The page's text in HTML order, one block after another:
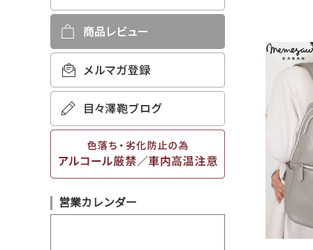
営業カレンダー